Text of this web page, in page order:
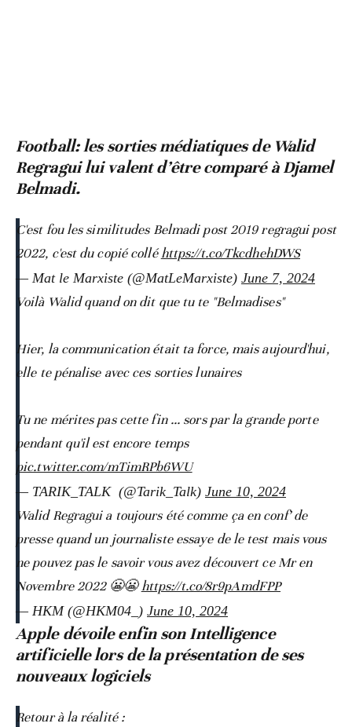
Football: les sorties médiatiques de Walid
Regragui lui valent d’être comparé à Djamel
Belmadi.
C'est fou les similitudes Belmadi post 2019 regragui post
2022, c'est du copié colléhttps://t.co/TkcdhehDWS
— Mat le Marxiste (@MatLeMarxiste) June 7, 2024
Voilà Walid quand on dit que tu te "Belmadises"
Hier, la communication était ta force, mais aujourd'hui,
elle te pénalise avec ces sorties lunaires
Tu ne mérites pas cette fin ... sors par la grande porte
pendant qu'il est encore temps
pic.twitter.com/mTimRPb6WU
— TARIK_TALK ‏ (@Tarik_Talk) June 10, 2024
Walid Regragui a toujours été comme ça en conf’ de
presse quand un journaliste essaye de le test mais vous
ne pouvez pas le savoir vous avez découvert ce Mr en
Novembre 2022 😬😬https://t.co/8r9pAmdFPP
— HKM (@HKM04_) June 10, 2024
Apple dévoile enfin son Intelligence
artificielle lors de la présentation de ses
nouveaux logiciels
Retour à la réalité :